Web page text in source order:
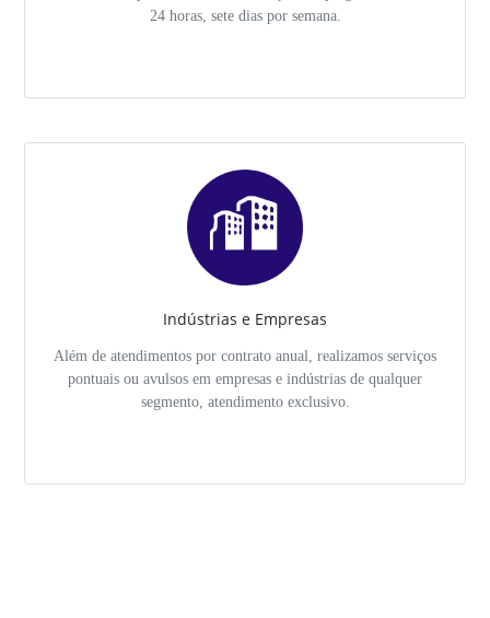
24 horas, sete dias por semana.
Indústrias e Empresas
Além de atendimentos por contrato anual, realizamos serviços
pontuais ou avulsos em empresas e indústrias de qualquer
segmento, atendimento exclusivo.